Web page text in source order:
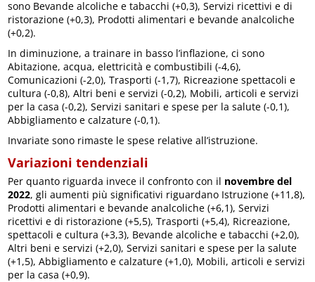
sono Bevande alcoliche e tabacchi (+0,3), Servizi ricettivi e di
ristorazione (+0,3), Prodotti alimentari e bevande analcoliche
(+0,2).
In diminuzione, a trainare in basso l’inflazione, ci sono
Abitazione, acqua, elettricità e combustibili (-4,6),
Comunicazioni (-2,0), Trasporti (-1,7), Ricreazione spettacoli e
cultura (-0,8), Altri beni e servizi (-0,2), Mobili, articoli e servizi
per la casa (-0,2), Servizi sanitari e spese per la salute (-0,1),
Abbigliamento e calzature (-0,1).
Invariate sono rimaste le spese relative all’istruzione.
Variazioni tendenziali
Per quanto riguarda invece il confronto con il novembre del
2022, gli aumenti più significativi riguardano Istruzione (+11,8),
Prodotti alimentari e bevande analcoliche (+6,1), Servizi
ricettivi e di ristorazione (+5,5), Trasporti (+5,4), Ricreazione,
spettacoli e cultura (+3,3), Bevande alcoliche e tabacchi (+2,0),
Altri beni e servizi (+2,0), Servizi sanitari e spese per la salute
(+1,5), Abbigliamento e calzature (+1,0), Mobili, articoli e servizi
per la casa (+0,9).